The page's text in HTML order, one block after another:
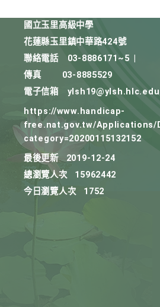
國立玉里高級中學
花蓮縣玉里鎮中華路424號
聯絡電話
03-8886171~5
傳真
03-8885529
電子信箱
https://www.handicap-
free.nat.gov.tw/Applications/
category=20200115132152
最後更新
2019-12-24
總瀏覽人次
15962442
今日瀏覽人次
1752